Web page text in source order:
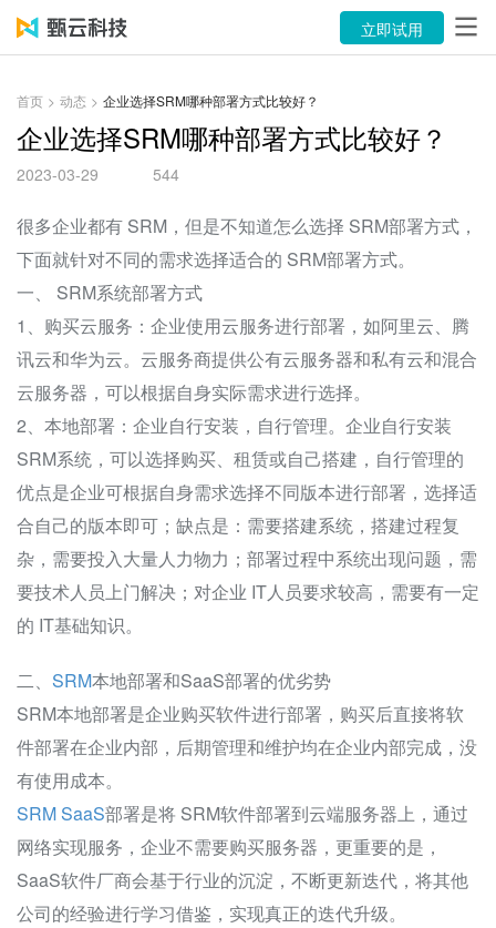
产品
案例
资源中心
关于
语言
立即试用
售前咨询：400-116-6869
售后服务：400-116-0808
立即试用
首页 > 动态 > 企业选择SRM哪种部署方式比较好？
企业选择SRM哪种部署方式比较好？
2023-03-29 544
很多企业都有 SRM，但是不知道怎么选择 SRM部署方式，
下面就针对不同的需求选择适合的 SRM部署方式。
一、 SRM系统部署方式
1、购买云服务：企业使用云服务进行部署，如阿里云、腾
讯云和华为云。云服务商提供公有云服务器和私有云和混合
云服务器，可以根据自身实际需求进行选择。
2、本地部署：企业自行安装，自行管理。企业自行安装
SRM系统，可以选择购买、租赁或自己搭建，自行管理的
优点是企业可根据自身需求选择不同版本进行部署，选择适
合自己的版本即可；缺点是：需要搭建系统，搭建过程复
杂，需要投入大量人力物力；部署过程中系统出现问题，需
要技术人员上门解决；对企业 IT人员要求较高，需要有一定
的 IT基础知识。
二、 SRM本地部署和SaaS部署的优劣势
SRM本地部署是企业购买软件进行部署，购买后直接将软
件部署在企业内部，后期管理和维护均在企业内部完成，没
有使用成本。
SRM SaaS部署是将 SRM软件部署到云端服务器上，通过
网络实现服务，企业不需要购买服务器，更重要的是，
SaaS软件厂商会基于行业的沉淀，不断更新迭代，将其他
公司的经验进行学习借鉴，实现真正的迭代升级。